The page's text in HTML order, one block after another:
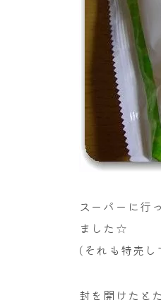
スーパーに行
ました☆
(それも特売
封を開けたと